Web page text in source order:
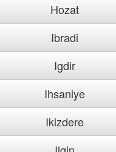
Hozat
Ibradi
Igdir
Ihsaniye
Ikizdere